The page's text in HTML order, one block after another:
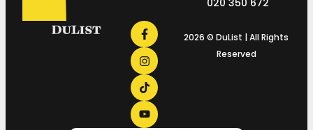
2026 © DuList | All Rights
Reserved